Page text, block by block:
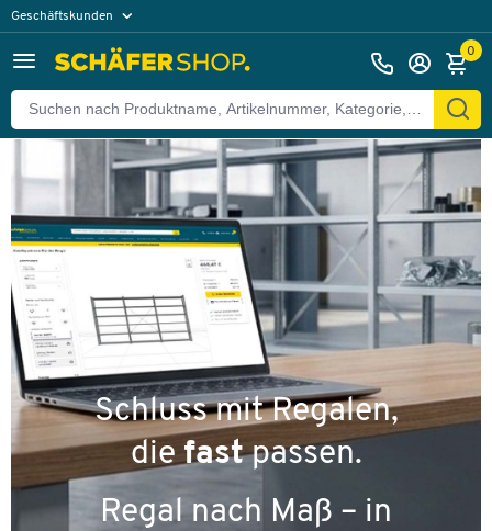
Geschäftskunden
0
Schluss mit Regalen,
diefastpassen.
Regal nach Maß – in